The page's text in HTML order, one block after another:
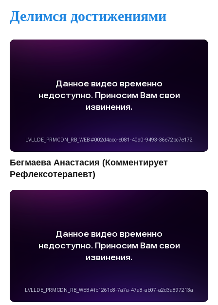
Делимся достижениями
Бегмаева Анастасия (Комментирует
Рефлексотерапевт)